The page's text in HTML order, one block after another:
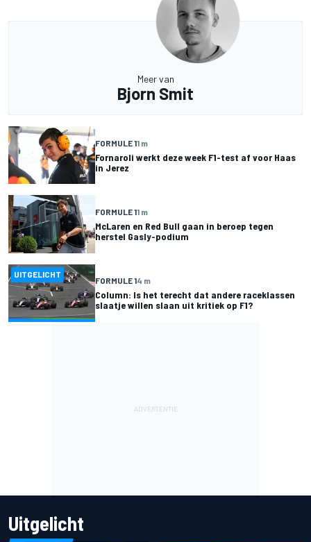
Meer van
Bjorn Smit
FORMULE 11 m
Fornaroli werkt deze week F1-test af voor Haas
in Jerez
FORMULE 11 m
McLaren en Red Bull gaan in beroep tegen
herstel Gasly-podium
UITGELICHT
FORMULE 14 m
Column: Is het terecht dat andere raceklassen
slaatje willen slaan uit kritiek op F1?
Uitgelicht